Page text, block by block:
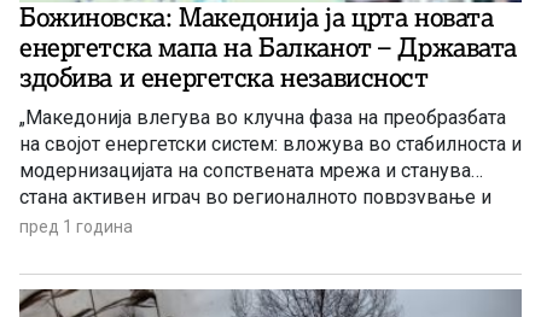
Божиновска: Македонија ја црта новата
енергетска мапа на Балканот – Државата
здобива и енергетска независност
„Македонија влегува во клучна фаза на преобразбата
на својот енергетски систем: вложува во стабилноста и
модернизацијата на сопствената мрежа и станува
стана активен играч во регионалното поврзување и
енергетската интеграција. Со новите интерконектори,
инвестициите во паметна енергетска инфраструктура,
државата го поставува курсот кон енергетска
пред 1 година